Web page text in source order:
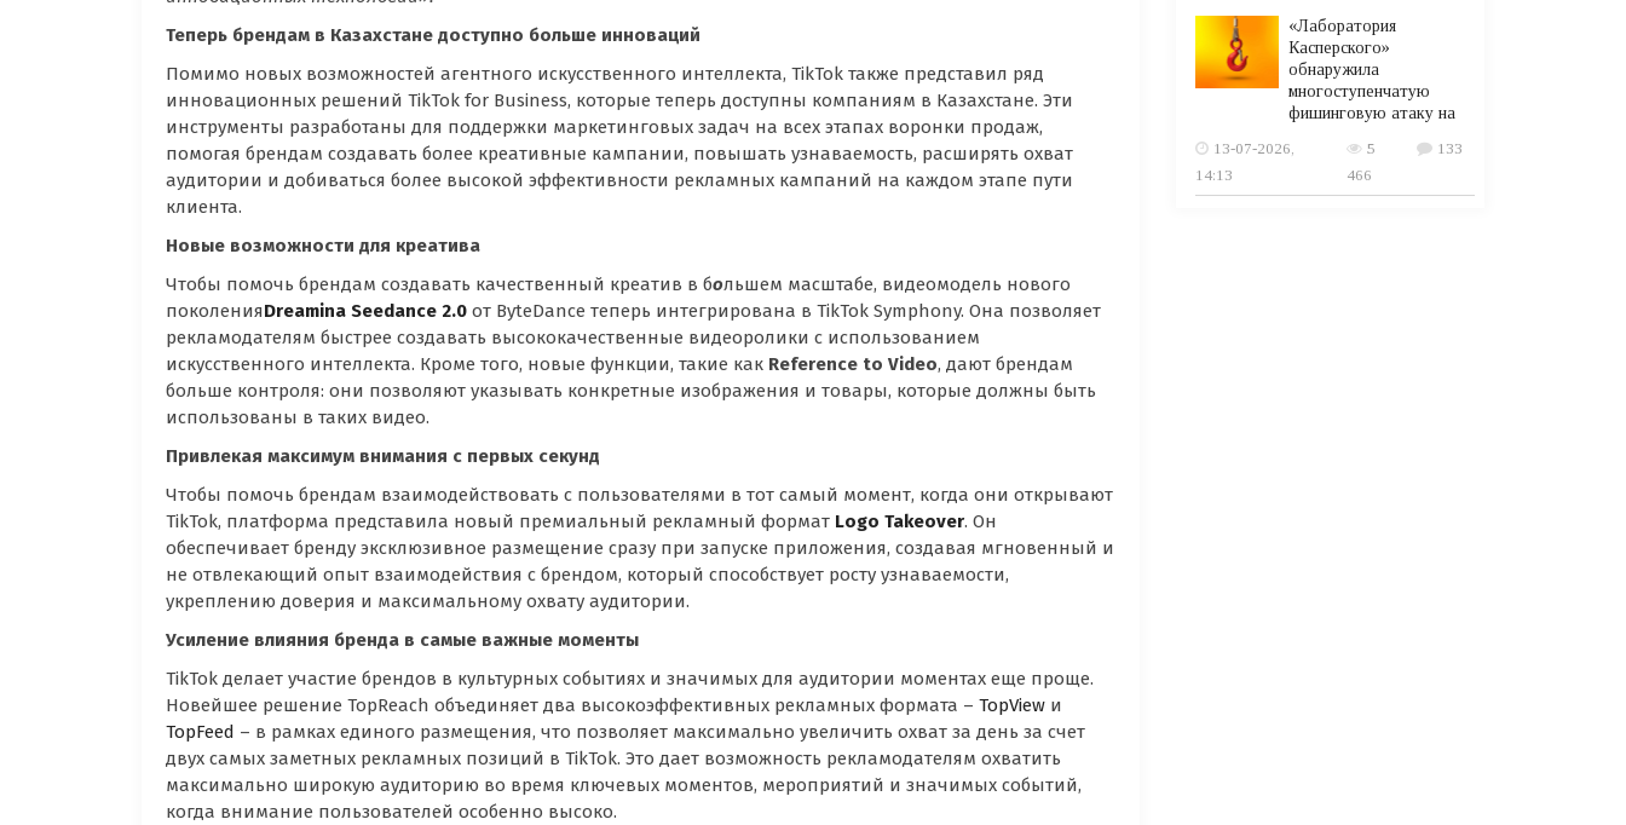
Теперь брендам в Казахстане доступно больше инноваций
Помимо новых возможностей агентного искусственного интеллекта, TikTok также представил ряд
инновационных решений TikTok for Business, которые теперь доступны компаниям в Казахстане. Эти
инструменты разработаны для поддержки маркетинговых задач на всех этапах воронки продаж,
помогая брендам создавать более креативные кампании, повышать узнаваемость, расширять охват
аудитории и добиваться более высокой эффективности рекламных кампаний на каждом этапе пути
клиента.
Новые возможности для креатива
Чтобы помочь брендам создавать качественный креатив в большем масштабе, видеомодель нового
поколенияDreamina Seedance 2.0 от ByteDance теперь интегрирована в TikTok Symphony. Она позволяет
рекламодателям быстрее создавать высококачественные видеоролики с использованием
искусственного интеллекта. Кроме того, новые функции, такие как Reference to Video, дают брендам
больше контроля: они позволяют указывать конкретные изображения и товары, которые должны быть
использованы в таких видео.
Привлекая максимум внимания с первых секунд
Чтобы помочь брендам взаимодействовать с пользователями в тот самый момент, когда они открывают
TikTok, платформа представила новый премиальный рекламный формат Logo Takeover. Он
обеспечивает бренду эксклюзивное размещение сразу при запуске приложения, создавая мгновенный и
не отвлекающий опыт взаимодействия с брендом, который способствует росту узнаваемости,
укреплению доверия и максимальному охвату аудитории.
Усиление влияния бренда в самые важные моменты
TikTok делает участие брендов в культурных событиях и значимых для аудитории моментах еще проще.
Новейшее решение TopReach объединяет два высокоэффективных рекламных формата – TopView и
TopFeed – в рамках единого размещения, что позволяет максимально увеличить охват за день за счет
двух самых заметных рекламных позиций в TikTok. Это дает возможность рекламодателям охватить
максимально широкую аудиторию во время ключевых моментов, мероприятий и значимых событий,
когда внимание пользователей особенно высоко.
«Лаборатория
Касперского»
обнаружила
многоступенчатую
фишинговую атаку на
13-07-2026,
14:13
5
466
133